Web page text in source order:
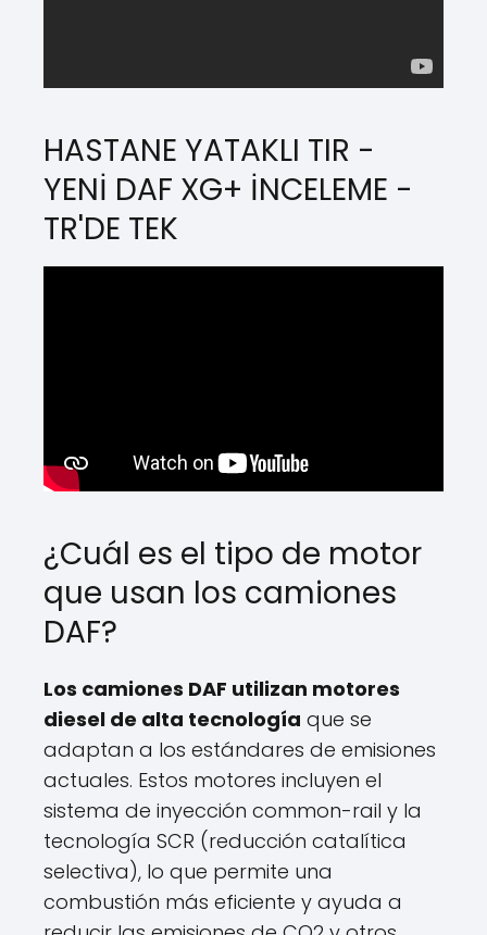
HASTANE YATAKLI TIR -
YENİ DAF XG+ İNCELEME -
TR'DE TEK
¿Cuál es el tipo de motor
que usan los camiones
DAF?
Los camiones DAF utilizan motores
diesel de alta tecnología que se
adaptan a los estándares de emisiones
actuales. Estos motores incluyen el
sistema de inyección common-rail y la
tecnología SCR (reducción catalítica
selectiva), lo que permite una
combustión más eficiente y ayuda a